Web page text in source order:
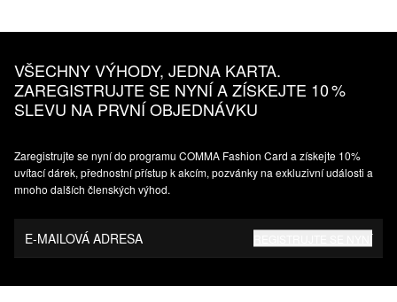
VŠECHNY VÝHODY, JEDNA KARTA.
ZAREGISTRUJTE SE NYNÍ A ZÍSKEJTE 10 %
SLEVU NA PRVNÍ OBJEDNÁVKU
Zaregistrujte se nyní do programu COMMA Fashion Card a získejte 10%
uvítací dárek, přednostní přístup k akcím, pozvánky na exkluzivní události a
mnoho dalších členských výhod.
E-MAILOVÁ ADRESA